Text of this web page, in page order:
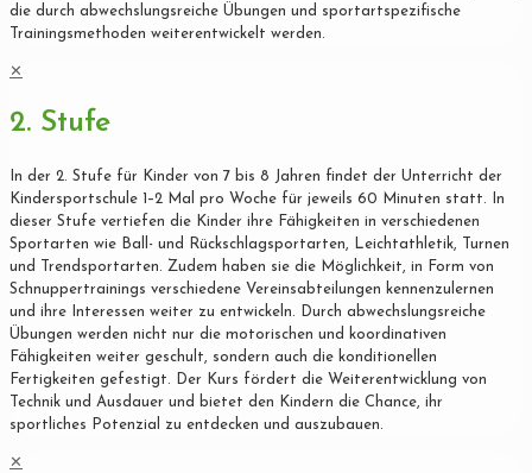
die durch abwechslungsreiche Übungen und sportartspezifische
Trainingsmethoden weiterentwickelt werden.
✕
2. Stufe
In der 2. Stufe für Kinder von 7 bis 8 Jahren findet der Unterricht der
Kindersportschule 1–2 Mal pro Woche für jeweils 60 Minuten statt. In
dieser Stufe vertiefen die Kinder ihre Fähigkeiten in verschiedenen
Sportarten wie Ball- und Rückschlagsportarten, Leichtathletik, Turnen
und Trendsportarten. Zudem haben sie die Möglichkeit, in Form von
Schnuppertrainings verschiedene Vereinsabteilungen kennenzulernen
und ihre Interessen weiter zu entwickeln. Durch abwechslungsreiche
Übungen werden nicht nur die motorischen und koordinativen
Fähigkeiten weiter geschult, sondern auch die konditionellen
Fertigkeiten gefestigt. Der Kurs fördert die Weiterentwicklung von
Technik und Ausdauer und bietet den Kindern die Chance, ihr
sportliches Potenzial zu entdecken und auszubauen.
✕